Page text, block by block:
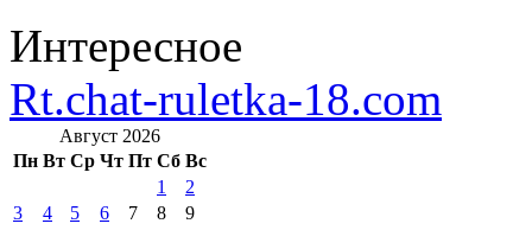
Интересное
Rt.chat-ruletka-18.com
Август 2026
Пн Вт Ср Чт Пт Сб Вс
1
2
3
4 5 6 7 8
9